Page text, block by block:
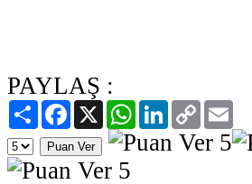
PAYLAŞ :
PaylaşFacebook
X WhatsAppLinkedIn
Copy
Link